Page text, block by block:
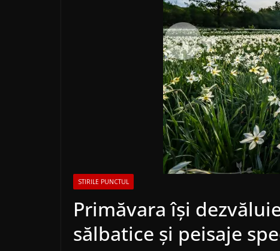
STIRILE PUNCTUL
Primăvara își
sălbatice și peisaje